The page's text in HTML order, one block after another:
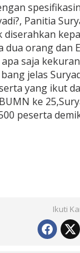
Panitia
diserahkan
dua orang dan
saja
jelas
yang ikut
ke
peserta
Ikuti